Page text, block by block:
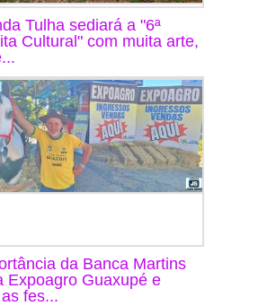
Tulha sediará a "6ª
Cultural" com muita arte,
da Banca Martins
Expoagro Guaxupé e
fes...